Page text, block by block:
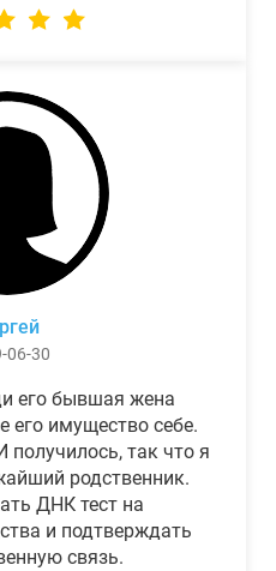
06-30
его бывшая жена
его имущество себе.
получилось, так что я
родственник.
ДНК тест на
и подтверждать
связь.